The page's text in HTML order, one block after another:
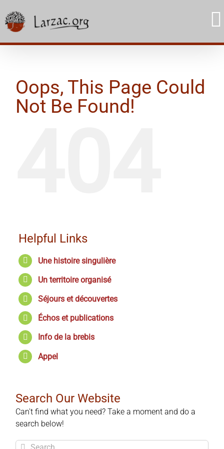
to
content
Oops, This Page Could
Not Be Found!
Helpful Links
Une histoire singulière
Un territoire organisé
Séjours et découvertes
Échos et publications
Info de la brebis
Appel
Search Our Website
Can't find what you need? Take a moment and do a
search below!
Search